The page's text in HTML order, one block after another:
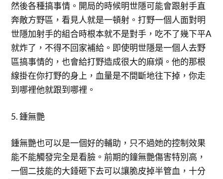
然後各種搞事情。開局的時候明世隱可能會跟射手直
奔敵方野區，看見人就是一頓射。打野一個人面對明
世隱加射手的組合時根本就不是對手，吃不了幾下平A
就炸了，不得不回家補給。即使明世隱是一個人去野
區搞事情的，也會給打野造成很大的麻煩。他的那根
線掛在你打野的身上，血量是不間斷地往下掉，你走
到哪裡他就跟到哪裡。
5. 鍾無艷
鍾無艷也可以是一個好的輔助，只不過她的控制效果
能不能觸發完全是看臉。前期的鐘無艷傷害特別高，
一個二技能的大錘砸下去可以讓脆皮掉半管血，十分